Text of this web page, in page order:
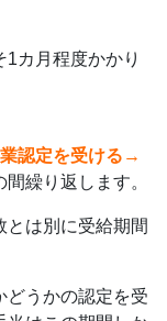
カ月程度かかり
認定を受ける→
繰り返します。
とは別に受給期間
どうかの認定を受